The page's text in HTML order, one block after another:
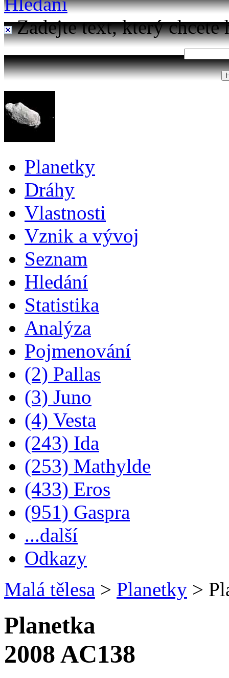
Zadejte text, který chcete
Planetky
Dráhy
Vlastnosti
Vznik a vývoj
Seznam
Hledání
Statistika
Analýza
Pojmenování
(2) Pallas
(3) Juno
(4) Vesta
(243) Ida
(253) Mathylde
(433) Eros
(951) Gaspra
...další
Odkazy
Malá tělesa > Planetky >
Planetka
2008 AC138